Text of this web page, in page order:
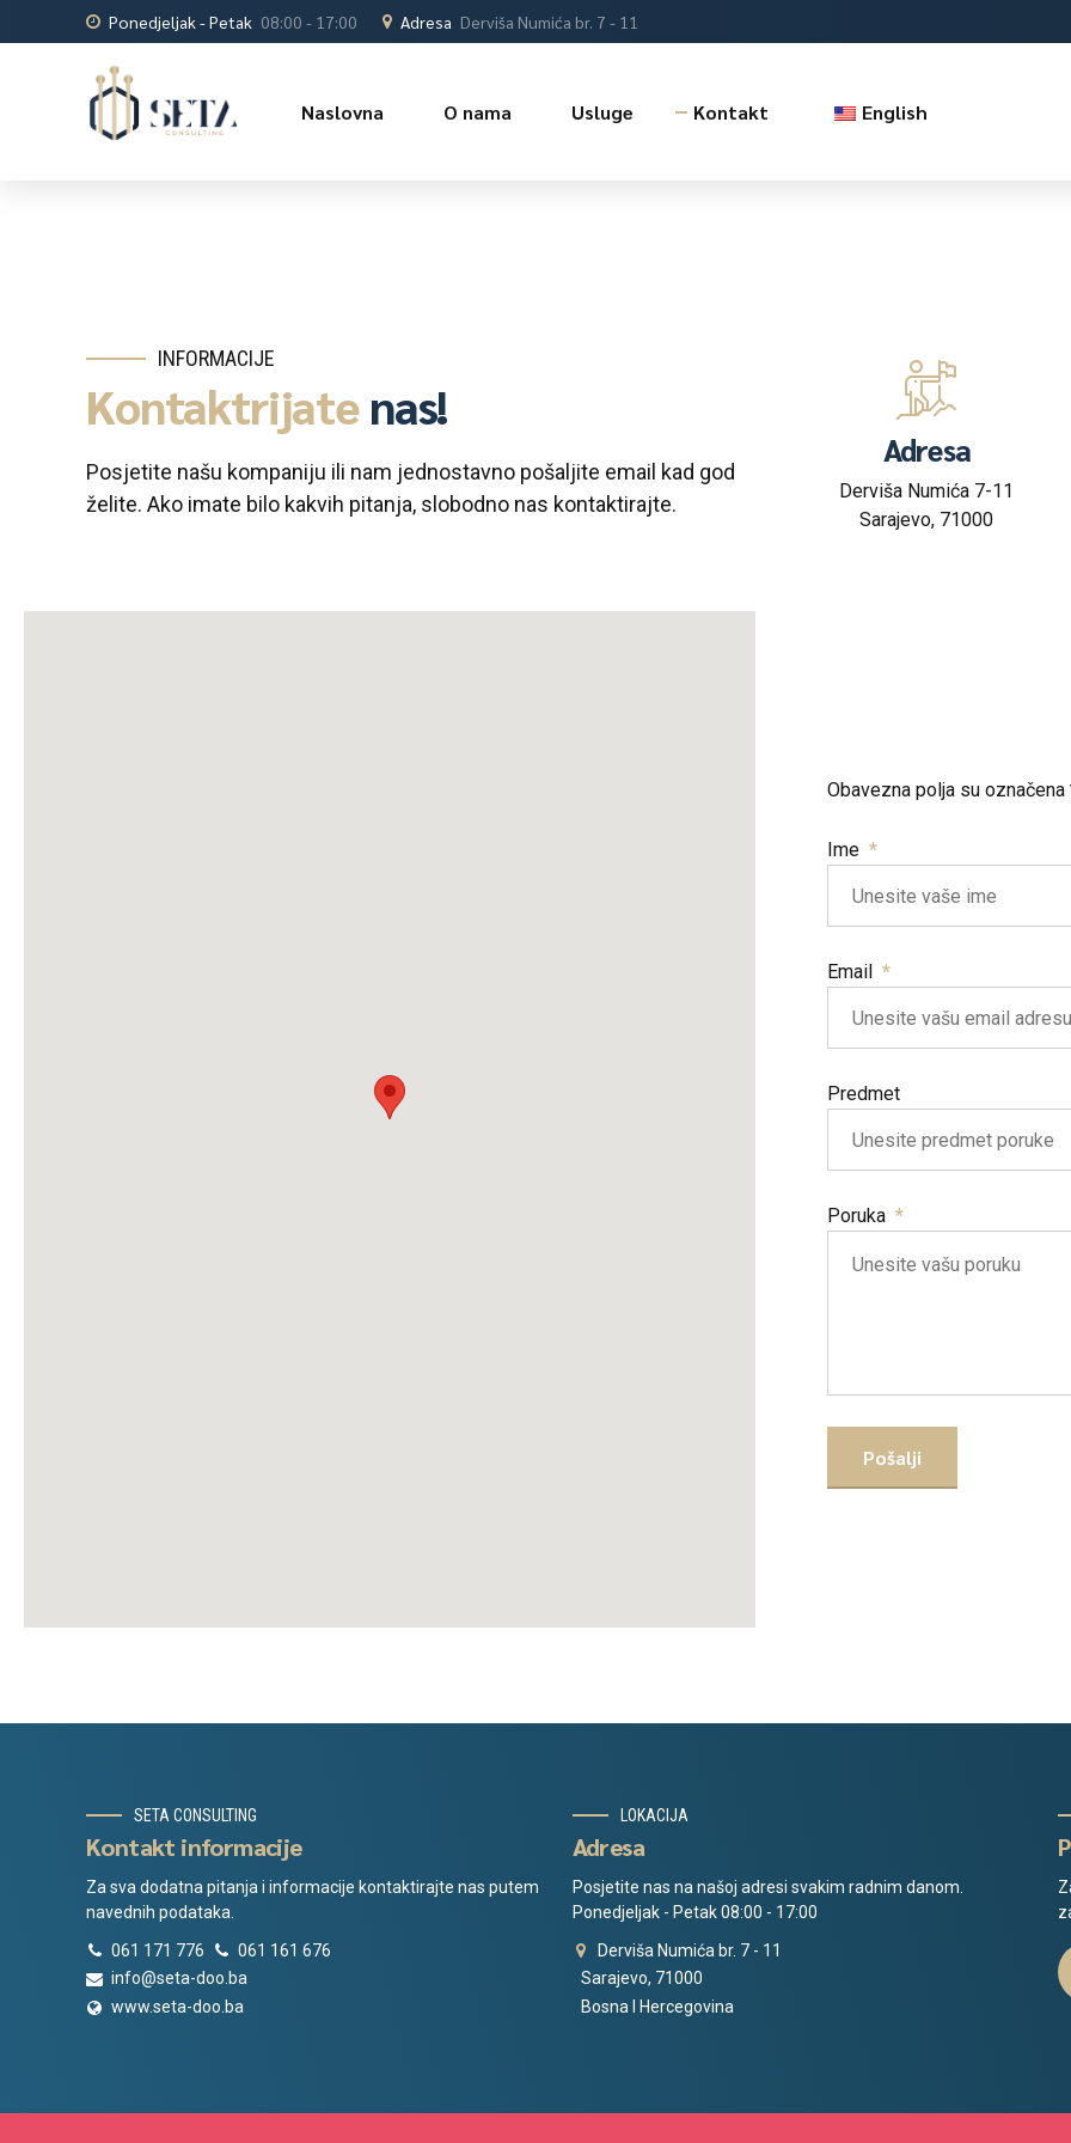
Ponedjeljak - Petak 08:00 - 17:00 Adresa Derviša Numića br. 7 - 11
Naslovna O nama Usluge Kontakt English
INFORMACIJE
Kontaktrijatenas!
Posjetite našu kompaniju ili nam jednostavno pošaljite email kad god
želite. Ako imate bilo kakvih pitanja, slobodno nas kontaktirajte.
Adresa
Derviša Numića 7-11
Sarajevo, 71000
Obavezna polja su označena
Ime
Email
Predmet
Poruka
SETA CONSULTING
Kontakt informacije
Za sva dodatna pitanja i informacije kontaktirajte nas putem
navednih podataka.
061 171 776
061 161 676
info@seta-doo.ba
www.seta-doo.ba
LOKACIJA
Adresa
Posjetite nas na našoj adresi svakim radnim danom.
Ponedjeljak - Petak 08:00 - 17:00
Derviša Numića br. 7 - 11
Sarajevo, 71000
Bosna I Hercegovina